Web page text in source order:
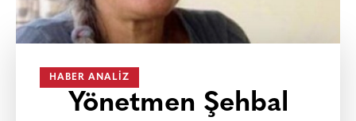
HABER ANALIZ
Yönetmen Şehbal